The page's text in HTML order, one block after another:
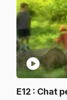
play_circle
E12 : Chat